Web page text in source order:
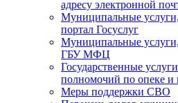
адресу электронной
Муниципальные
портал Госуслуг
Муниципальные
ГБУ МФЦ
Государственные
полномочий по опеке и
Меры поддержки СВО